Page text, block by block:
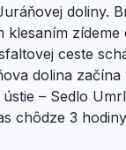
doliny.
ceste
dolina začína
– Sedlo
chôdze 3